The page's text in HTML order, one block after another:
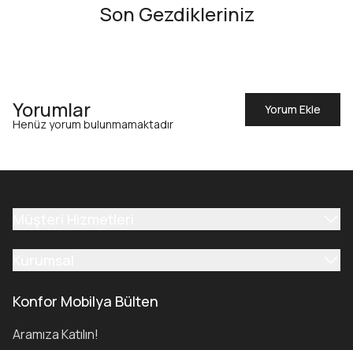
Son Gezdikleriniz
Yorumlar
Yorum Ekle
Henüz yorum bulunmamaktadır
Konfor Mobilya Bülten
Aramıza Katılın!